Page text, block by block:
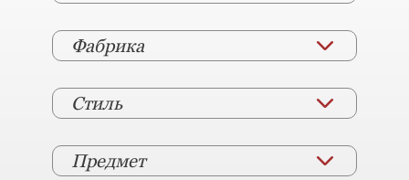
Фабрика
Стиль
Предмет